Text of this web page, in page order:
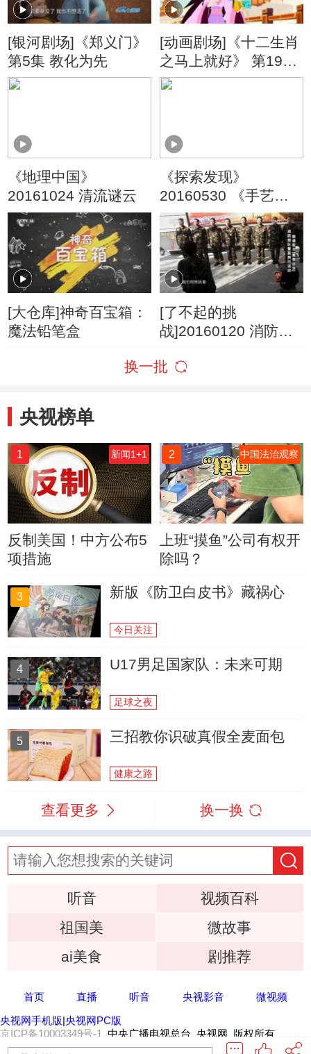
[银河剧场]《郑义门》
第5集 教化为先
[动画剧场]《十二生肖
之马上就好》 第19集
能量宝葫芦
《地理中国》
20161024 清流谜云
《探索发现》
20160530 《手艺》
第六季之《上党堆
锦》
[大仓库]神奇百宝箱：
魔法铅笔盒
[了不起的挑
战]20160120 消防部
歌王“集体出没”
换一批
央视榜单
1 新闻1+1
反制美国！中方公布5
项措施
2 中国法治观察
上班“摸鱼”公司有权开
除吗？
3 新版《防卫白皮书》藏祸心
今日关注
4 U17男足国家队：未来可期
足球之夜
5 三招教你识破真假全麦面包
健康之路
查看更多 换一换
听音
视频百科
祖国美
微故事
ai美食
剧推荐
首页 直播 听音 央视影音
微视频
央视网手机版|央视网PC版
京ICP备10003349号-1
中央广播电视总台 央视网 版权所有